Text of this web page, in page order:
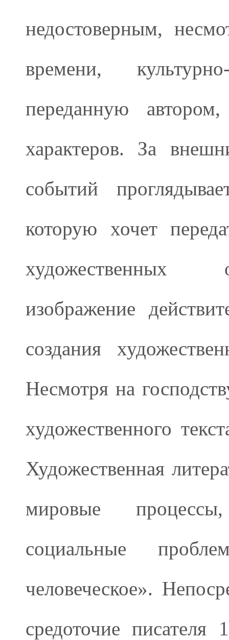
недостоверным,
времени,
переданную автором,
характеров. За
событий
которую хочет
художественных
изображение
создания
Несмотря на
художественного
Художественная
мировые
социальные
человеческое».
средоточие